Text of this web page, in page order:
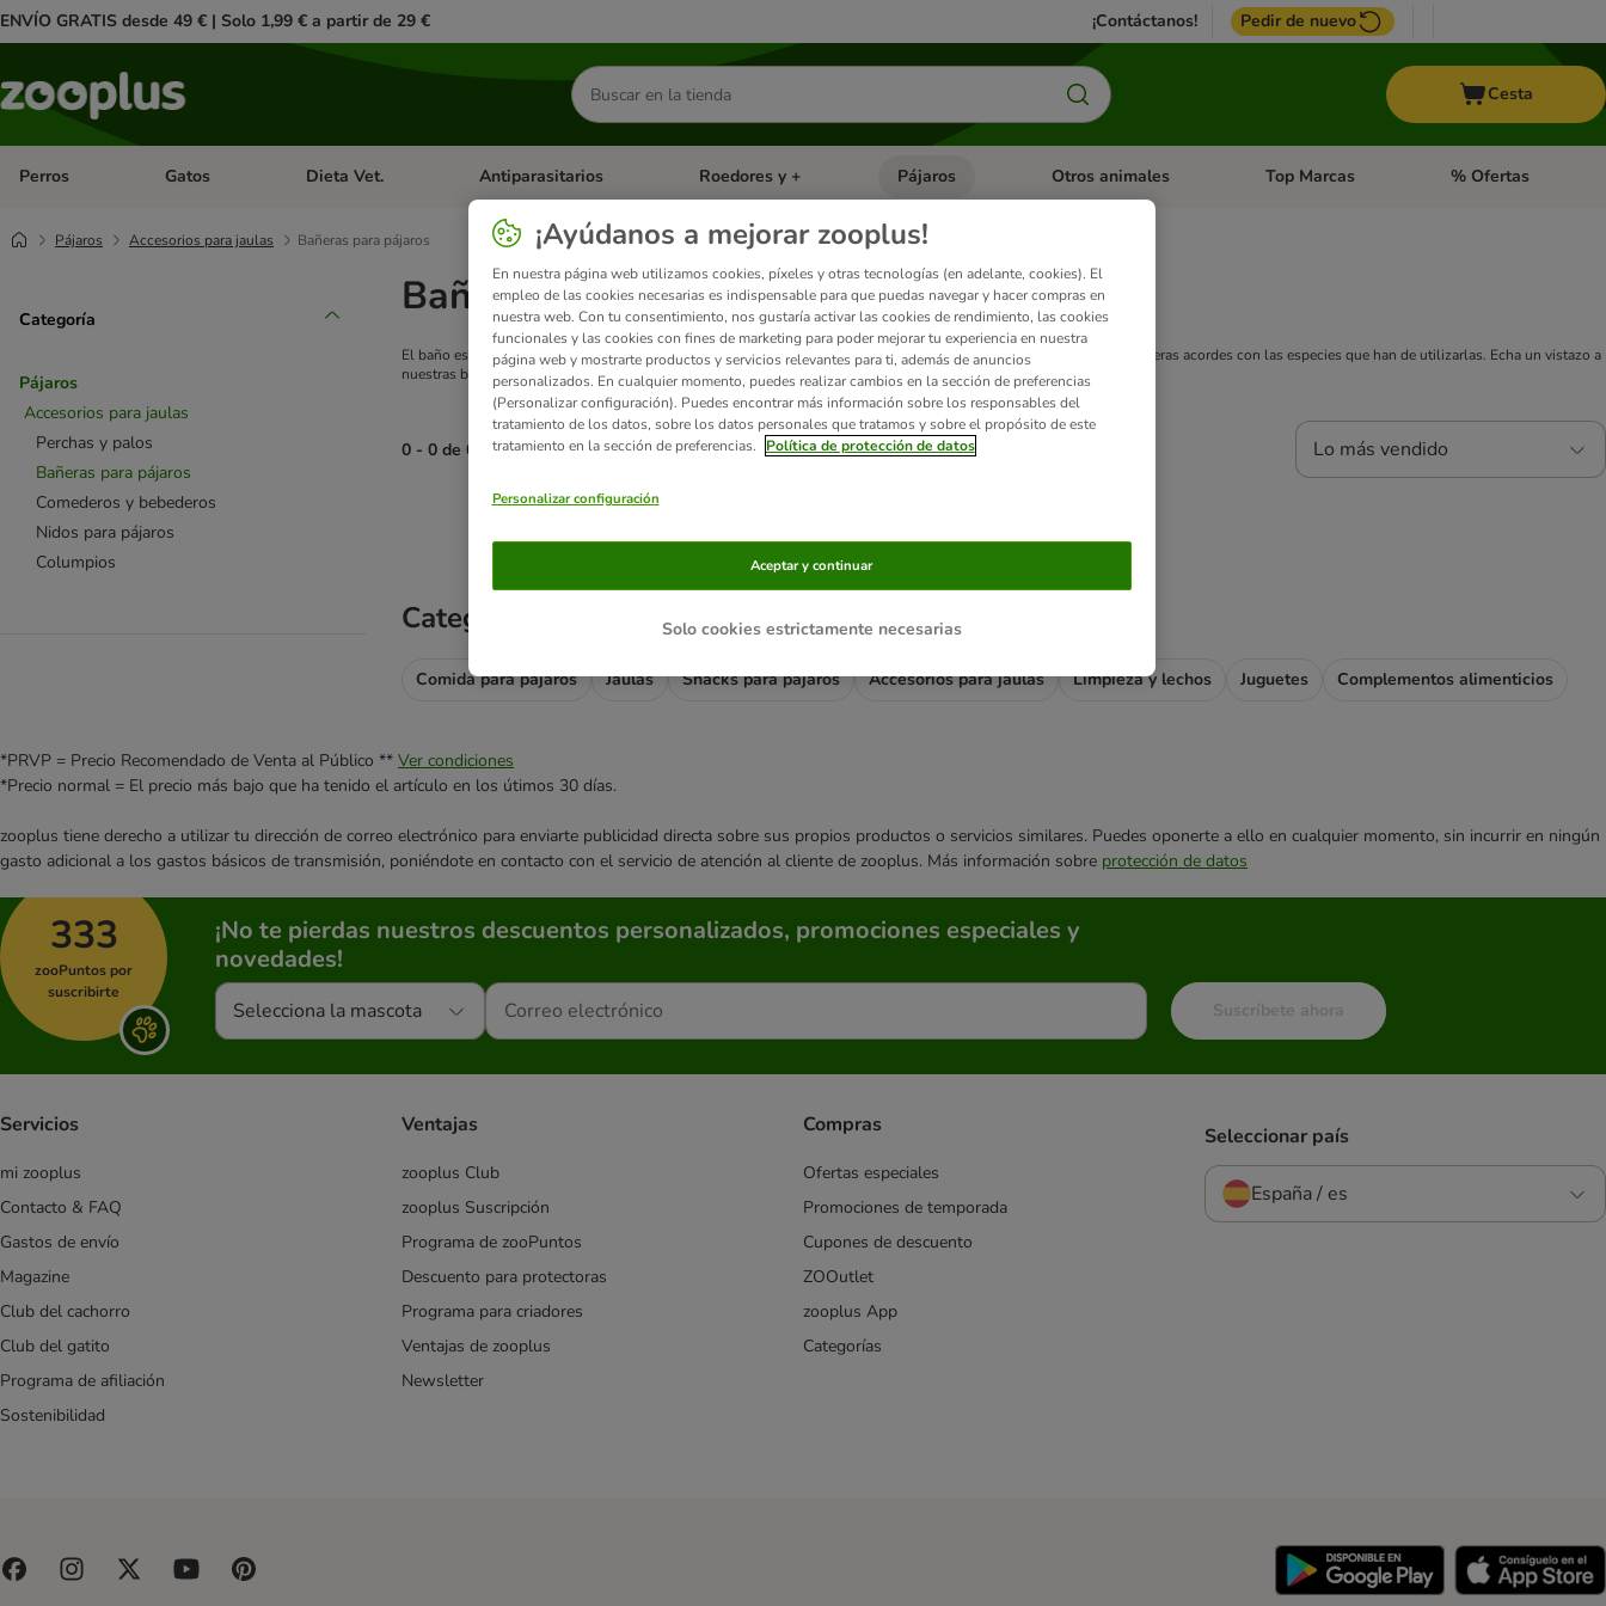
ENVÍO GRATIS desde 49 € | Solo 1,99 € a partir de 29 € ¡Contáctanos! Pedir de nuevo
Buscar
productos
Cesta
Perros Menú de categoria abierto: Perros
Gatos Menú de categoria abierto: Gatos
Dieta Vet. Menú de categoria abierto: Dieta Vet.
Antiparasitarios Menú de categoria abierto: Antiparasitarios
Roedores y + Menú de categoria abierto: Roedores y +
Pájaros Menú de categoria abierto: Pájaros
Otros animales Menú de categoria abierto: Otros animales
Top Marcas Menú de categoria
% Ofertas
Pájaros Accesorios para jaulas Bañeras para pájaros
Categoría
Pájaros
Accesorios para jaulas
Perchas y palos
Bañeras para pájaros
Comederos y bebederos
Nidos para pájaros
Columpios
Bañeras para pájaros
El baño es para muchas aves una práctica habitual y necesaria. Para ello existen diferentes modelos y tamaños de bañeras acordes con las especies que han de utilizarlas. Echa un vistazo a
nuestras bañeras para pájaros y encuentra la que más le convenga a tu mascota.
0 - 0 de 0 resultados Lo más vendido
product items have been changed
Categorías relacionadas
Comida para pájaros Jaulas Snacks para pájaros Accesorios para jaulas Limpieza y lechos Juguetes Complementos alimenticios
*PRVP = Precio Recomendado de Venta al Público ** Ver condiciones
*Precio normal = El precio más bajo que ha tenido el artículo en los útimos 30 días.
zooplus tiene derecho a utilizar tu dirección de correo electrónico para enviarte publicidad directa sobre sus propios productos o servicios similares. Puedes oponerte a ello en cualquier momento, sin incurrir en ningún
gasto adicional a los gastos básicos de transmisión, poniéndote en contacto con el servicio de atención al cliente de zooplus. Más información sobre protección de datos
333
zooPuntos por
suscribirte
¡No te pierdas nuestros descuentos personalizados, promociones especiales y
novedades!
Selecciona la mascota Suscríbete ahora
Servicios
mi zooplus
Contacto & FAQ
Gastos de envío
Magazine
Club del cachorro
Club del gatito
Programa de afiliación
Sostenibilidad
Ventajas
zooplus Club
zooplus Suscripción
Programa de zooPuntos
Descuento para protectoras
Programa para criadores
Ventajas de zooplus
Newsletter
Compras
Ofertas especiales
Promociones de temporada
Cupones de descuento
ZOOutlet
zooplus App
Categorías
Seleccionar país
España / es
¡Ayúdanos a mejorar zooplus!
En nuestra página web utilizamos cookies, píxeles y otras tecnologías (en adelante, cookies). El
empleo de las cookies necesarias es indispensable para que puedas navegar y hacer compras en
nuestra web. Con tu consentimiento, nos gustaría activar las cookies de rendimiento, las cookies
funcionales y las cookies con fines de marketing para poder mejorar tu experiencia en nuestra
página web y mostrarte productos y servicios relevantes para ti, además de anuncios
personalizados. En cualquier momento, puedes realizar cambios en la sección de preferencias
(Personalizar configuración). Puedes encontrar más información sobre los responsables del
tratamiento de los datos, sobre los datos personales que tratamos y sobre el propósito de este
tratamiento en la sección de preferencias.
Política de protección de datos
Personalizar configuración
Solo cookies estrictamente necesarias
Aceptar y continuar